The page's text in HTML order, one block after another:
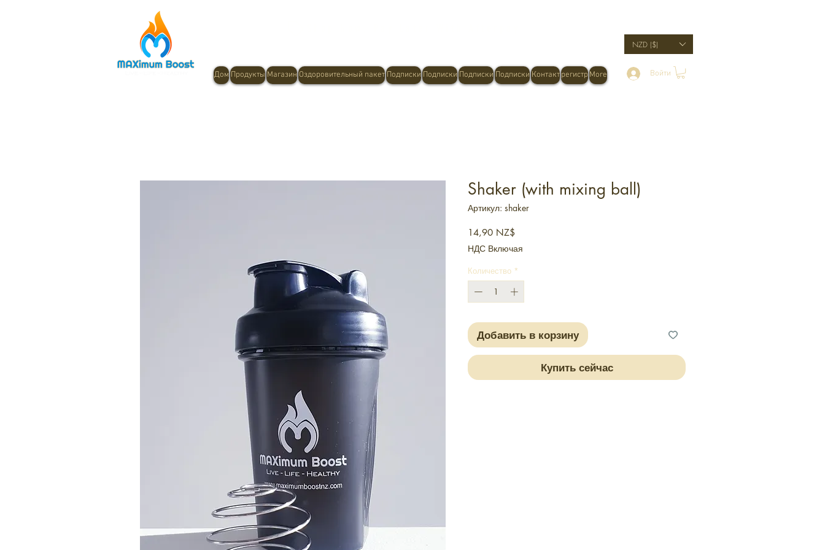
ДомПродуктыМагазинОздоровительный пакетПодпискиПодпискиПодпискиПодпискиКонтактрегистрMore
NZD ($)
Войти
Shaker (with mixing ball)
Артикул: shaker
14,90 NZ$
НДС Включая
Количество *
Добавить в корзину
Купить сейчас